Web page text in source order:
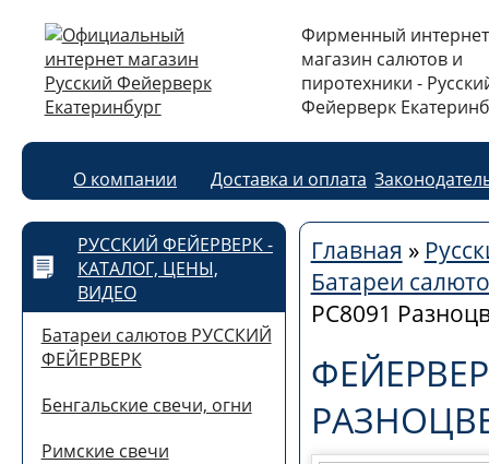
Фирменный интернет
магазин салютов и
пиротехники -
Фейерверк
О компании Доставка и оплата
РУССКИЙ ФЕЙЕРВЕРК -
КАТАЛОГ, ЦЕНЫ,
ВИДЕО
Батареи салютов РУССКИЙ
ФЕЙЕРВЕРК
Бенгальские свечи, огни
Римские свечи
Главная »
Батареи
РС8091